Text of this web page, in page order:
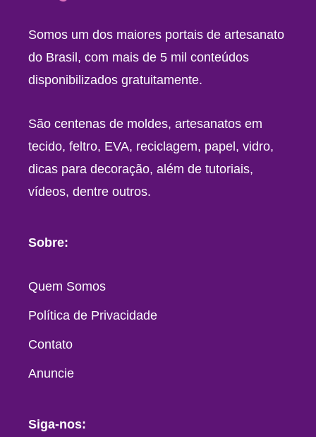
Somos um dos maiores portais de artesanato
do Brasil, com mais de 5 mil conteúdos
disponibilizados gratuitamente.
São centenas de moldes, artesanatos em
tecido, feltro, EVA, reciclagem, papel, vidro,
dicas para decoração, além de tutoriais,
vídeos, dentre outros.
Sobre:
Quem Somos
Política de Privacidade
Contato
Anuncie
Siga-nos: